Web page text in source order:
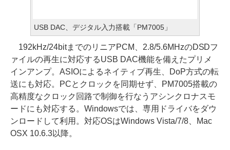
USB DAC、デジタル入力搭載「PM7005」
192kHz/24bitまでのリニアPCM、2.8/5.6MHzのDSDフ
ァイルの再生に対応するUSB DAC機能を備えたプリメ
インアンプ。ASIOによるネイティブ再生、DoP方式の転
送にも対応。PCとクロックを同期せず、PM7005搭載の
高精度なクロック回路で制御を行なうアシンクロナスモ
ードにも対応する。Windowsでは、専用ドライバをダウ
ンロードして利用。対応OSはWindows Vista/7/8、Mac
OSX 10.6.3以降。